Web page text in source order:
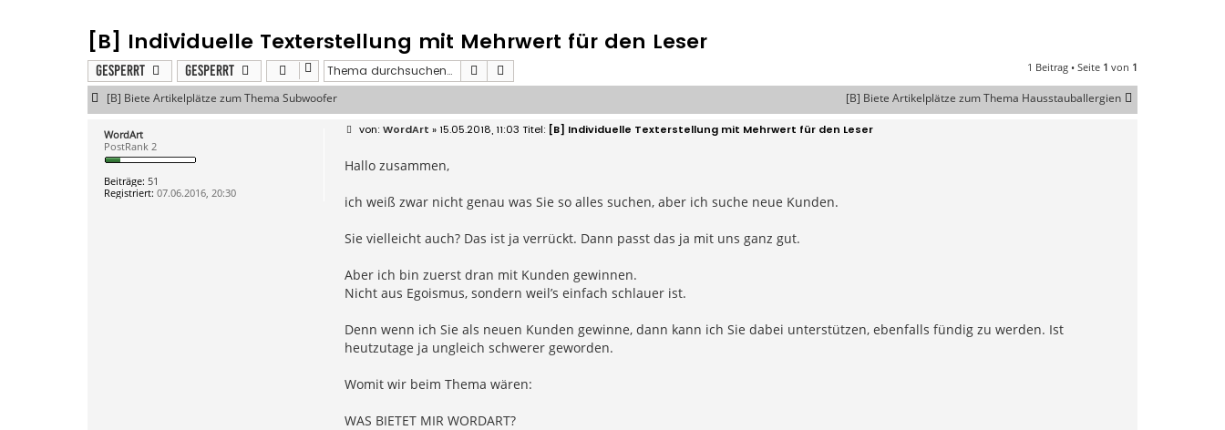
[B] Individuelle Texterstellung mit Mehrwert für den Leser
Gesperrt Gesperrt Suche 1 Beitrag • Seite 1 von 1
[B] Biete Artikelplätze zum Thema Subwoofer [B] Biete Artikelplätze zum Thema Hausstauballergien
WordArt
PostRank 2
Beiträge: 51
Registriert: 07.06.2016, 20:30
B
t
g
WordArt » 15.05.2018, 11:03 [B] Individuelle Texterstellung mit Mehrwert für den Leser
Hallo zusammen,
ich weiß zwar nicht genau was Sie so alles suchen, aber ich suche neue Kunden.
Sie vielleicht auch? Das ist ja verrückt. Dann passt das ja mit uns ganz gut.
Aber ich bin zuerst dran mit Kunden gewinnen.
Nicht aus Egoismus, sondern weil’s einfach schlauer ist.
Denn wenn ich Sie als neuen Kunden gewinne, dann kann ich Sie dabei unterstützen, ebenfalls fündig zu werden. Ist
heutzutage ja ungleich schwerer geworden.
Womit wir beim Thema wären:
WAS BIETET MIR WORDART?